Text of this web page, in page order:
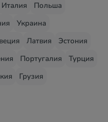
Италия
Польша
Украина
Латвия
Эстония
Португалия
Турция
Грузия